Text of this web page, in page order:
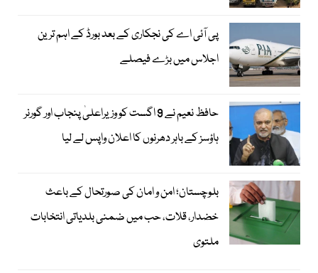
پی آئی اے کی نجکاری کے بعد بورڈ کے اہم ترین
اجلاس میں بڑے فیصلے
حافظ نعیم نے 9 اگست کو وزیراعلیٰ پنجاب اور گورنر
ہاؤسز کے باہر دھرنوں کا اعلان واپس لے لیا
بلوچستان؛ امن و امان کی صورتحال کے باعث
خضدار، قلات، حب میں ضمنی بلدیاتی انتخابات
ملتوی